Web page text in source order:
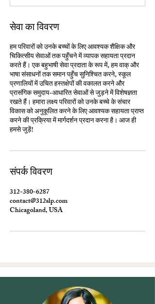
सेवा का विवरण
हम परिवारों को उनके बच्चों के लिए आवश्यक शैक्षिक और
चिकित्सीय सेवाओं तक पहुँचने में व्यापक सहायता प्रदान
करते हैं। एक बहुभाषी सेवा प्रदाता के रूप में, हम वाक् और
भाषा संसाधनों तक समान पहुँच सुनिश्चित करने, स्कूल
प्रणालियों में उचित हस्तक्षेपों की वकालत करने और
प्रासंगिक समुदाय-आधारित सेवाओं से जुड़ने में विशेषज्ञता
रखते हैं। हमारा लक्ष्य परिवारों को उनके बच्चे के संचार
विकास को अनुकूलित करने के लिए आवश्यक सहायता प्राप्त
करने की प्रक्रिया में मार्गदर्शन प्रदान करना है। आज ही
हमसे जुड़ें!
संपर्क विवरण
312-380-6287
contact@312slp.com
Chicagoland, USA